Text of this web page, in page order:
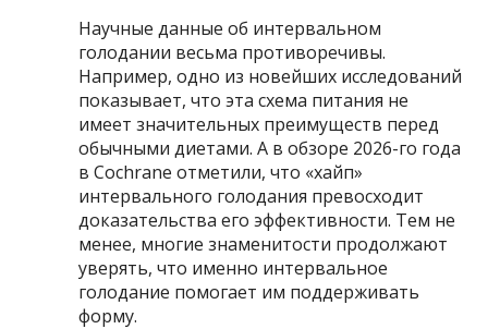
Научные данные об интервальном
голодании весьма противоречивы.
Например, одно из новейших исследований
показывает, что эта схема питания не
имеет значительных преимуществ перед
обычными диетами. А в обзоре 2026-го года
в Cochrane отметили, что «хайп»
интервального голодания превосходит
доказательства его эффективности. Тем не
менее, многие знаменитости продолжают
уверять, что именно интервальное
голодание помогает им поддерживать
форму.